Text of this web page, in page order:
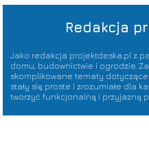
Redakcja
Jako redakcja projektdeska.pl z
domu, budownictwie i ogrodzie.
skomplikowane tematy dotyczące
stały się proste i zrozumiałe dla
tworzyć funkcjonalną i przyjazną